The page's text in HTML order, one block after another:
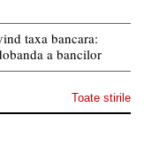
taxa bancara:
a bancilor
Toate stirile